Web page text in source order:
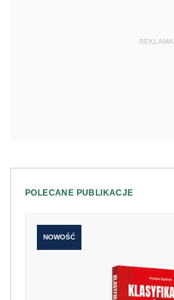
REKLAMA
POLECANE PUBLIKACJE
NOWOŚĆ